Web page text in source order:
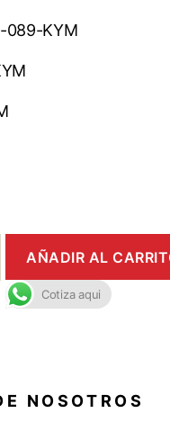
089-KYM
AÑADIR AL
Cotiza aqui
N O S O T R O S